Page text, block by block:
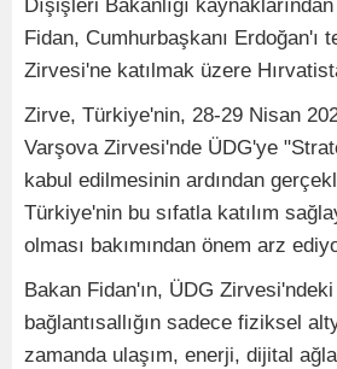
Dışişleri Bakanlığı
Fidan, Cumhurbaşkanı Erdoğan'ı
Zirvesi'ne katılmak üzere
Zirve, Türkiye'nin, 28-29 Nisan
Varşova Zirvesi'nde ÜDG'ye
kabul edilmesinin ardından
Türkiye'nin bu sıfatla katılım
olması bakımından önem arz
Bakan Fidan'ın, ÜDG Zirvesi'ndeki
bağlantısallığın sadece fiziksel
zamanda ulaşım, enerji, dijital